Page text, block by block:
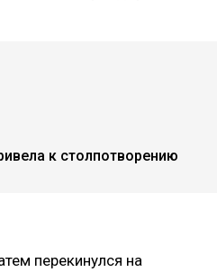
к столпотворению
перекинулся на